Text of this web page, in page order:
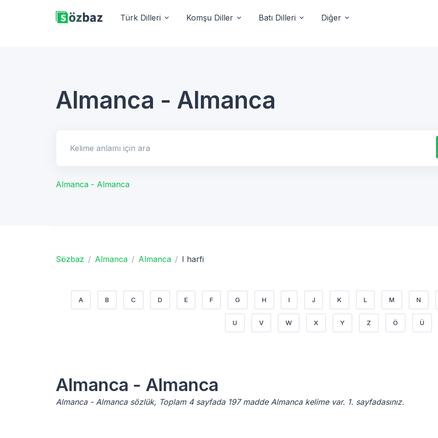
Türk Dilleri Komşu Diller Batı Dilleri Diğer
Almanca - Almanca
Almanca - Almanca
Sözbaz Almanca Almanca I harfi
A B C D E F G H I J K L M N
U V W X Y Z Ö Ü
Almanca - Almanca
Almanca - Almanca sözlük, Toplam 4 sayfada 197 madde Almanca kelime var. 1. sayfadasınız.